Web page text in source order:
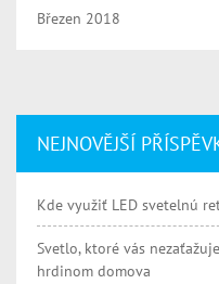
Březen 2018
NEJNOVĚJŠÍ
Kde využiť LED svetelnú
Svetlo, ktoré vás
hrdinom domova